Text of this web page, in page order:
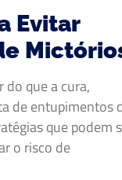
Evitar
do que a cura,
de entupimentos
que podem
o risco de